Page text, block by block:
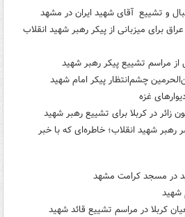
و تشییع آقای شهید ایران در مشهد
برای میزبانی از پیکر رهبر شهید انقلاب
مراسم تشییع پیکر رهبر شهید
چشم‌انتظار پیکر امام شهید
غزه
رهبر شهید انقلاب؛ خاطره‌ای که با خبر
در مسجد کرامت مشهد
شهید
کربلا در مراسم تشییع قائد شهید